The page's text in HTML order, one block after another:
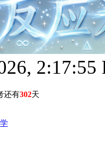
还有302天